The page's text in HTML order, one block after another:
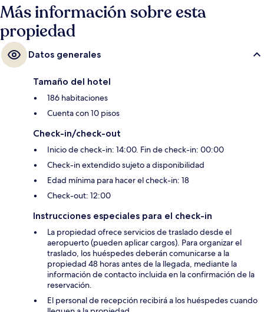
Más información sobre esta
propiedad
Datos generales
Tamaño del hotel
186 habitaciones
Cuenta con 10 pisos
Check-in/check-out
Inicio de check-in: 14:00. Fin de check-in: 00:00
Check-in extendido sujeto a disponibilidad
Edad mínima para hacer el check-in: 18
Check-out: 12:00
Instrucciones especiales para el check-in
La propiedad ofrece servicios de traslado desde el
aeropuerto (pueden aplicar cargos). Para organizar el
traslado, los huéspedes deberán comunicarse a la
propiedad 48 horas antes de la llegada, mediante la
información de contacto incluida en la confirmación de la
reservación.
El personal de recepción recibirá a los huéspedes cuando